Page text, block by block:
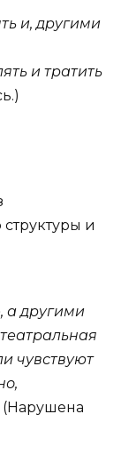
и, другими
и тратить
и
а другими
чувствуют
(Нарушена